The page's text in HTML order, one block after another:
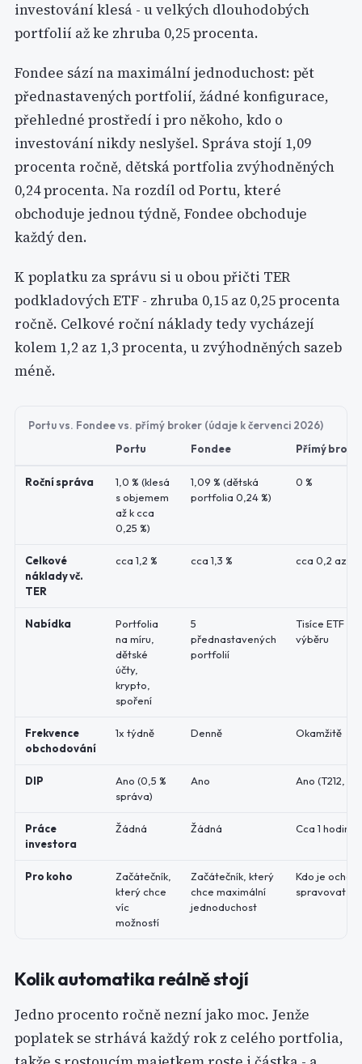
investování klesá - u velkých dlouhodobých
portfolií až ke zhruba 0,25 procenta.
Fondee sází na maximální jednoduchost: pět
přednastavených portfolií, žádné konfigurace,
přehledné prostředí i pro někoho, kdo o
investování nikdy neslyšel. Správa stojí 1,09
procenta ročně, dětská portfolia zvýhodněných
0,24 procenta. Na rozdíl od Portu, které
obchoduje jednou týdně, Fondee obchoduje
každý den.
K poplatku za správu si u obou přičti TER
podkladových ETF - zhruba 0,15 az 0,25 procenta
ročně. Celkové roční náklady tedy vycházejí
kolem 1,2 az 1,3 procenta, u zvýhodněných sazeb
méně.
Portu vs. Fondee vs. přímý broker (údaje k červenci 2026)
Portu
Fondee Přímý
Roční správa
1,0 % (klesá
s objemem
až k cca
0,25 %)
1,09 % (dětská
portfolia 0,24 %)
0 %
Celkové
náklady vč.
TER
cca 1,2 % cca 1,3 % cca 0,2 az
Nabídka
Portfolia
na míru,
dětské
účty,
krypto,
spoření
5
přednastavených
portfolií
Tisíce ETF a
výběru
Frekvence
obchodování
1x týdně Denně Okamžitě
DIP
Ano (0,5 %
správa)
Ano Ano (T212,
Práce
investora
Žádná Žádná Cca 1 hodina
Pro koho
Začátečník,
který chce
víc
možností
Začátečník, který
chce maximální
jednoduchost
Kdo je
spravovat
Kolik automatika reálně stojí
Jedno procento ročně nezní jako moc. Jenže
poplatek se strhává každý rok z celého portfolia,